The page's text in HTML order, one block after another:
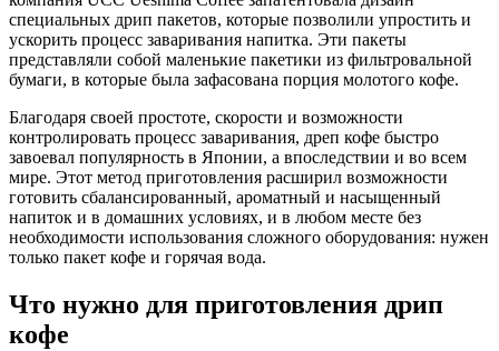
специальных дрип пакетов, которые позволили упростить и
ускорить процесс заваривания напитка. Эти пакеты
представляли собой маленькие пакетики из фильтровальной
бумаги, в которые была зафасована порция молотого кофе.
Благодаря своей простоте, скорости и возможности
контролировать процесс заваривания, дреп кофе быстро
завоевал популярность в Японии, а впоследствии и во всем
мире. Этот метод приготовления расширил возможности
готовить сбалансированный, ароматный и насыщенный
напиток и в домашних условиях, и в любом месте без
необходимости использования сложного оборудования: нужен
только пакет кофе и горячая вода.
Что нужно для приготовления дрип
кофе